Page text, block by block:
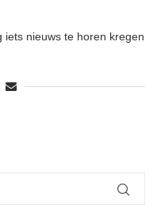
iets nieuws te horen kregen